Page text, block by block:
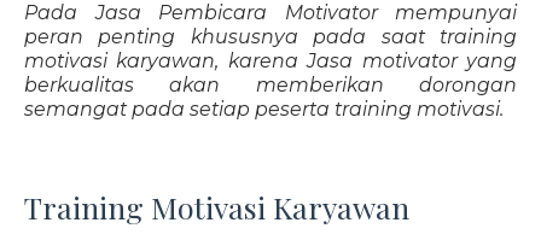
Pada Jasa Pembicara Motivator mempunyai
peran penting khususnya pada saat training
motivasi karyawan, karena Jasa motivator yang
berkualitas akan memberikan dorongan
semangat pada setiap peserta training motivasi.
Training Motivasi Karyawan